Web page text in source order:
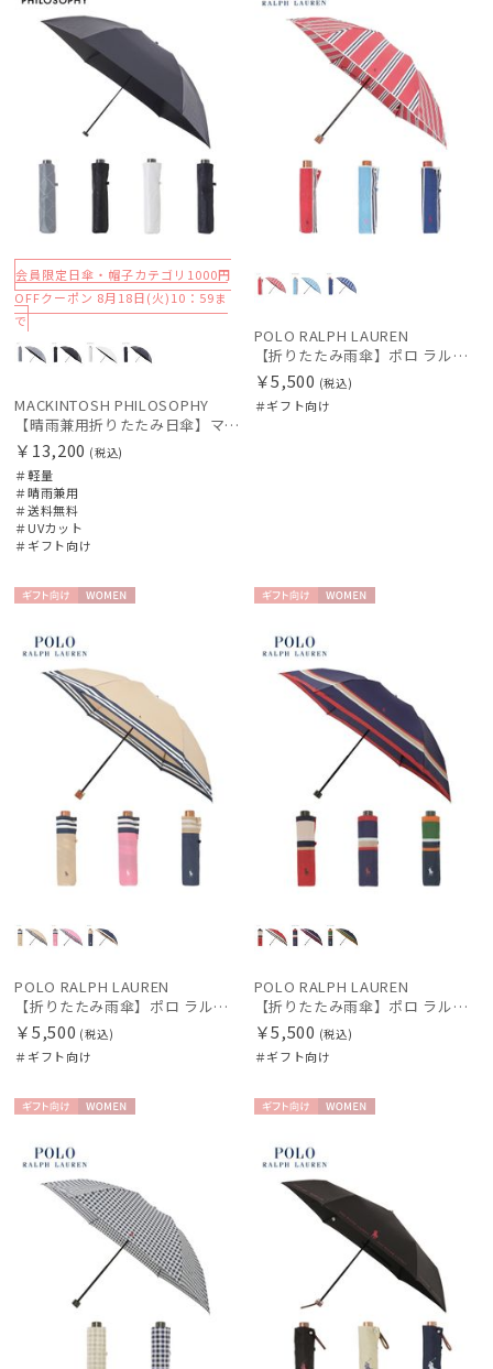
会員限定日傘・帽子カテゴリ1000円
OFFクーポン 8月18日(火)10：59ま
で
MACKINTOSH PHILOSOPHY
【晴雨兼用折りたたみ日傘】マッキントッシュ フィロソフィー (MACKINTOSH PHILOSOPHY) ロゴモノグラム
￥13,200 (税込)
＃軽量
＃晴雨兼用
＃送料無料
＃UVカット
＃ギフト向け
POLO RALPH LAUREN
【折りたたみ雨傘】ポロ ラルフ ローレン（POLO RALPH LAUREN）ストライプ
￥5,500 (税込)
＃ギフト向け
向け
POLO RALPH LAUREN
【折りたたみ雨傘】ポロ ラルフ ローレン（POLO RALPH LAUREN）ボーダー
￥5,500 (税込)
＃ギフト向け
向け
POLO RALPH LAUREN
【折りたたみ雨傘】ポロ ラルフ ローレン（POLO RALPH LAUREN）マルチボーダー 日本製
￥5,500 (税込)
＃ギフト向け
向け
向け